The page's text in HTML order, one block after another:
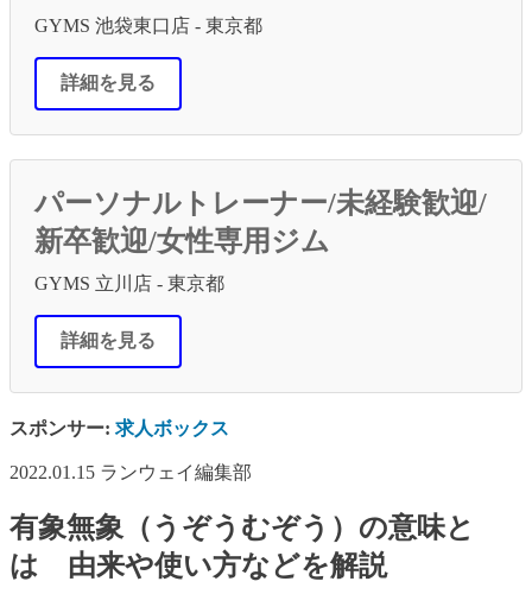
GYMS 池袋東口店 - 東京都
詳細を見る
パーソナルトレーナー/未経験歓迎/
新卒歓迎/女性専用ジム
GYMS 立川店 - 東京都
詳細を見る
スポンサー: 求人ボックス
2022.01.15 ランウェイ編集部
有象無象（うぞうむぞう）の意味と
は 由来や使い方などを解説